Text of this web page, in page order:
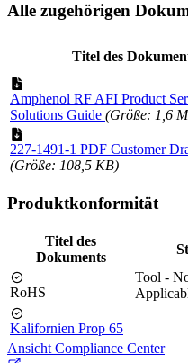
Alle zugehörigen
Titel des
Amphenol RF AFI Product
Solutions Guide (Größe: 1,6
227-1491-1 PDF Customer
(Größe: 108,5 KB)
Produktkonformität
Titel des
Dokuments
RoHS
Tool -
Kalifornien Prop 65
Ansicht Compliance Center